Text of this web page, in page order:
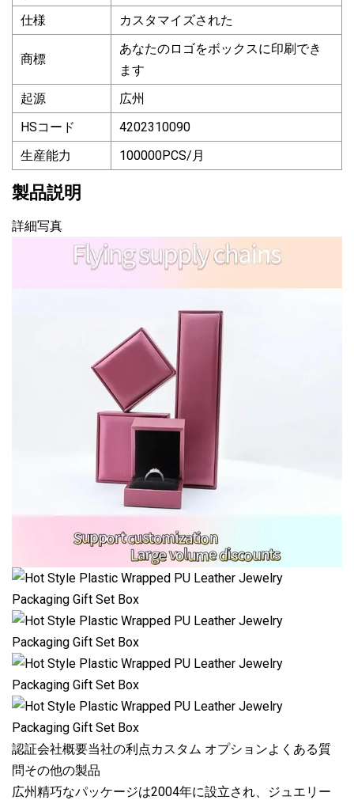
仕様 カスタマイズされた
商標
あなたのロゴをボックスに印刷でき
ます
起源
広州
HSコード
4202310090
生産能力
100000PCS/月
製品説明
詳細写真
認証会社概要当社の利点カスタム オプションよくある質
問その他の製品
広州精巧なパッケージは2004年に設立され、ジュエリー